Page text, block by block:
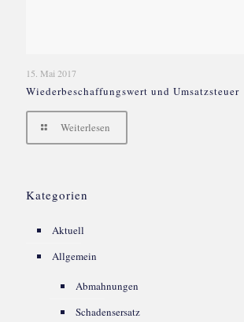
15. Mai 2017
Wiederbeschaffungswert und Umsatzsteuer
Weiterlesen
Kategorien
Aktuell
Allgemein
Abmahnungen
Schadensersatz